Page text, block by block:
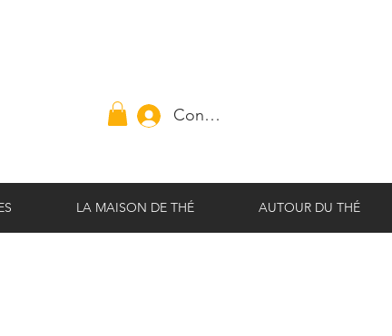
Connexion
LA MAISON DE THÉ AUTOUR DU THÉ